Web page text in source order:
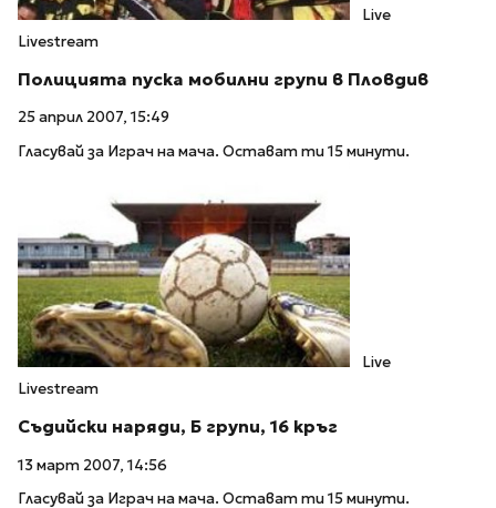
Live
Livestream
Полицията пуска мобилни групи в Пловдив
25 април 2007, 15:49
Гласувай за Играч на мача. Остават ти 15 минути.
Live
Livestream
Съдийски наряди, Б групи, 16 кръг
13 март 2007, 14:56
Гласувай за Играч на мача. Остават ти 15 минути.